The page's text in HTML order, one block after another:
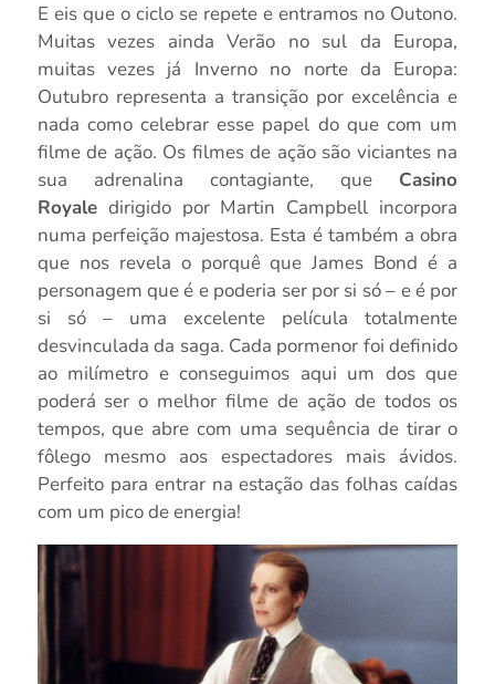
E eis que o ciclo se repete e entramos no Outono.
Muitas vezes ainda Verão no sul da Europa,
muitas vezes já Inverno no norte da Europa:
Outubro representa a transição por excelência e
nada como celebrar esse papel do que com um
filme de ação. Os filmes de ação são viciantes na
sua adrenalina contagiante, que Casino
Royaledirigido por Martin Campbell incorpora
numa perfeição majestosa. Esta é também a obra
que nos revela o porquê que James Bond é a
personagem que é e poderia ser por si só – e é por
si só – uma excelente película totalmente
desvinculada da saga. Cada pormenor foi definido
ao milímetro e conseguimos aqui um dos que
poderá ser o melhor filme de ação de todos os
tempos, que abre com uma sequência de tirar o
fôlego mesmo aos espectadores mais ávidos.
Perfeito para entrar na estação das folhas caídas
com um pico de energia!